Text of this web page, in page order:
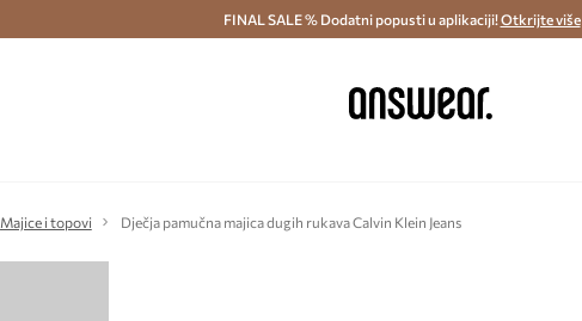
Besplatna dostava i povrat (od 70€) > Dostava u roku 48 sati >
FINAL SALE % Dodatni popusti u aplikaciji!Otkrijte više
Majice i topovi Dječja pamučna majica dugih rukava Calvin Klein Jeans